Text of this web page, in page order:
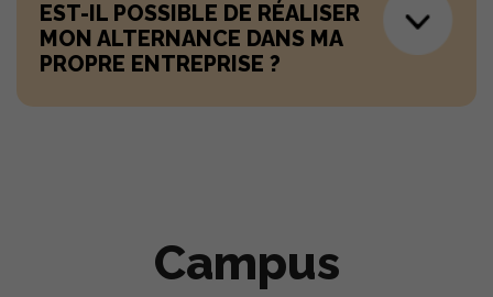
EST-IL POSSIBLE DE RÉALISER
MON ALTERNANCE DANS MA
PROPRE ENTREPRISE ?
Campus